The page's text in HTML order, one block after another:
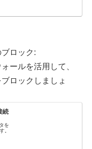
ロック:
ールを活用して、
ロックしましょ
続
を
。